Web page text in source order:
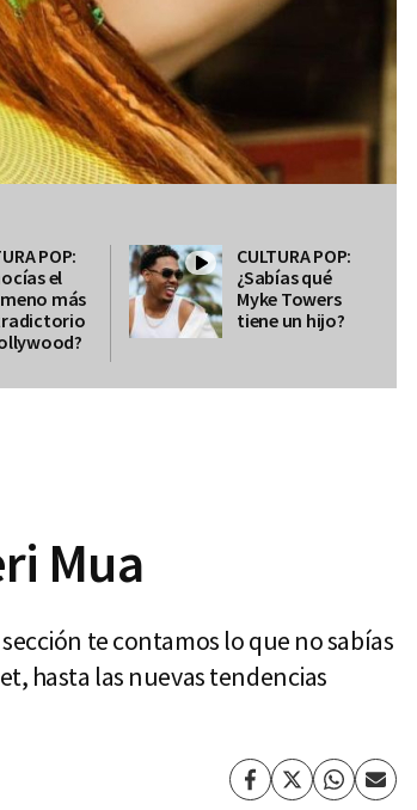
POP:
el
más
CULTURA POP:
¿Sabías qué
Myke Towers
tiene un hijo?
Mua
te contamos lo que no sabías
hasta las nuevas tendencias
Facebook
TwitterWhatsapp
Enviar